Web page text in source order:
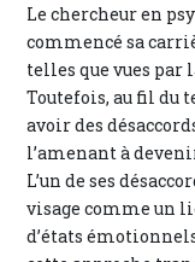
Le chercheur en
commencé sa
telles que vues par
Toutefois, au fil du
avoir des
l’amenant à
L’un de ses
visage comme un
d’états